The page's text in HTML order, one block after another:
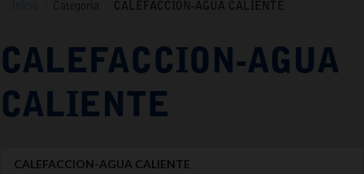
Categoría CALEFACCION-AGUA CALIENTE
CALEFACCION-AGUA
CALIENTE
CALEFACCION-AGUA CALIENTE